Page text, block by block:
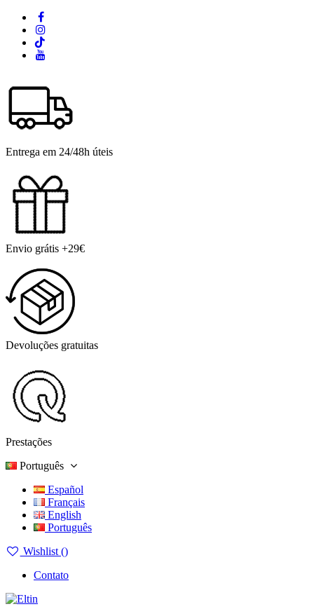
Entrega em 24/48h úteis
Envio grátis +29€
Devoluções gratuitas
Prestações
Português
Español
Français
English
Português
Wishlist ()
Contato